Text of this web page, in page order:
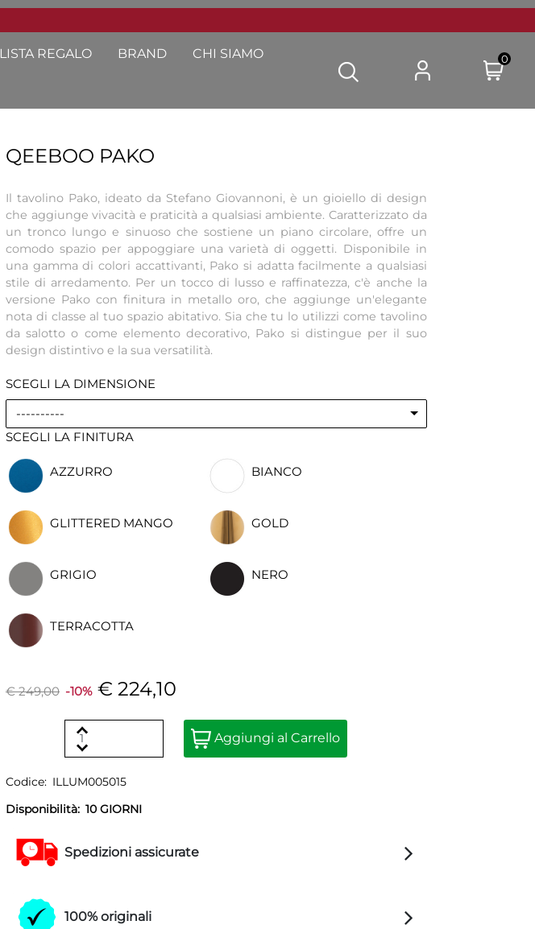
LISTA REGALO BRAND CHI SIAMO 0
QEEBOO PAKO
Il tavolino Pako, ideato da Stefano Giovannoni, è un gioiello di design
che aggiunge vivacità e praticità a qualsiasi ambiente. Caratterizzato da
un tronco lungo e sinuoso che sostiene un piano circolare, offre un
comodo spazio per appoggiare una varietà di oggetti. Disponibile in
una gamma di colori accattivanti, Pako si adatta facilmente a qualsiasi
stile di arredamento. Per un tocco di lusso e raffinatezza, c'è anche la
versione Pako con finitura in metallo oro, che aggiunge un'elegante
nota di classe al tuo spazio abitativo. Sia che tu lo utilizzi come tavolino
da salotto o come elemento decorativo, Pako si distingue per il suo
design distintivo e la sua versatilità.
SCEGLI LA DIMENSIONE
----------
SCEGLI LA FINITURA
AZZURRO BIANCO
GLITTERED MANGO GOLD
GRIGIO NERO
TERRACOTTA
€ 249,00 -10% € 224,10
Quantità
Aggiungi al Carrello
Codice: ILLUM005015
Disponibilità: 10 GIORNI
Spedizioni assicurate
100% originali